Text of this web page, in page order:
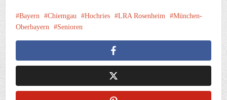
Bayern Chiemgau Hochries LRA Rosenheim
München-
Oberbayern
Senioren